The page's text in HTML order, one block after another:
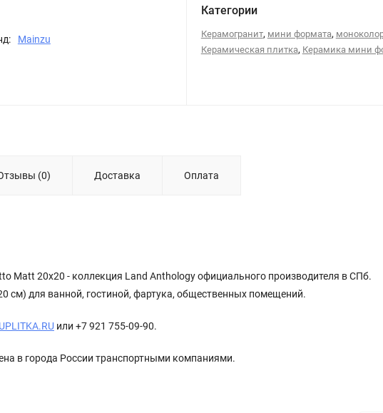
Mainzu
Категории
Керамогранит, мини формата,
Керамическая плитка, Керамика мини
(0) Доставка Оплата
Matt 20x20 - коллекция Land Anthology официального производителя в СПб.
см) для ванной, гостиной, фартука, общественных помещений.
UPLITKA.RU или +7 921 755-09-90.
в города России транспортными компаниями.